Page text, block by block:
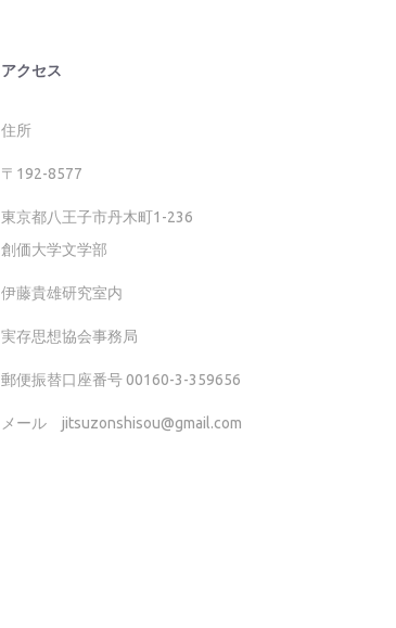
アクセス
住所
〒192-8577
東京都八王子市丹木町1-236
創価大学文学部
伊藤貴雄研究室内
実存思想協会事務局
郵便振替口座番号 00160-3-359656
メール jitsuzonshisou@gmail.com